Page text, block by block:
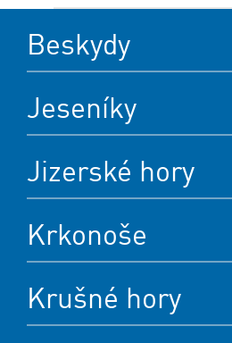
Beskydy
Jeseníky
Jizerské hory
Krkonoše
Krušné hory